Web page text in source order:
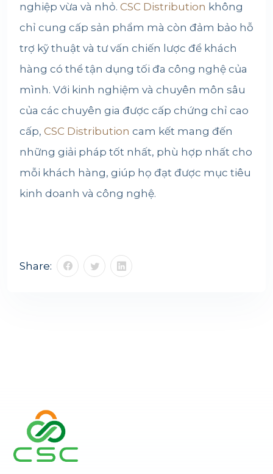
nghiệp vừa và nhỏ. CSC Distribution không
chỉ cung cấp sản phẩm mà còn đảm bảo hỗ
trợ kỹ thuật và tư vấn chiến lược để khách
hàng có thể tận dụng tối đa công nghệ của
mình. Với kinh nghiệm và chuyên môn sâu
của các chuyên gia được cấp chứng chỉ cao
cấp, CSC Distribution cam kết mang đến
những giải pháp tốt nhất, phù hợp nhất cho
mỗi khách hàng, giúp họ đạt được mục tiêu
kinh doanh và công nghệ.
Share: